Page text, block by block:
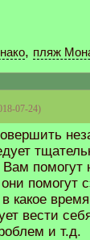
, пляж
07-24)
помогут
помогут
какое
вести
и т.д.